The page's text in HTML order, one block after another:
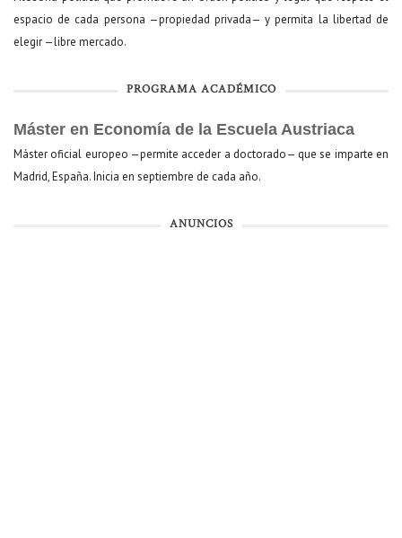
espacio de cada persona —propiedad privada— y permita la libertad de
elegir —libre mercado.
PROGRAMA ACADÉMICO
Máster en Economía de la Escuela Austriaca
Máster oficial europeo —permite acceder a doctorado— que se imparte en
Madrid, España. Inicia en septiembre de cada año.
ANUNCIOS